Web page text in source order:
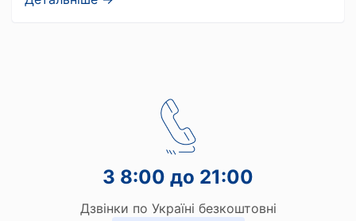
З 8:00 до 21:00
Дзвінки по Україні безкоштовні